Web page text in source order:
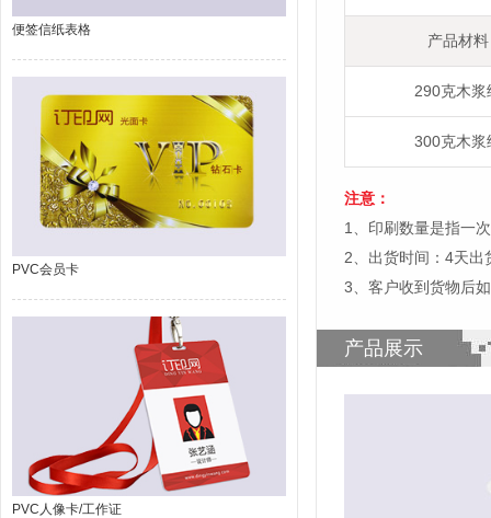
便签信纸表格
PVC会员卡
PVC人像卡/工作证
产品材料
290克木浆
300克木浆
注意：
1、印刷数量是指一
2、出货时间：4天出
3、客户收到货物后
产品展示